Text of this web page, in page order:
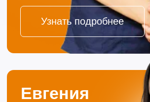
Записаться на приём
Ваше Имя
Ваш телефон
Если ваш любимец заболел, не теряйте время.
Запишитесь на прием без очередей или позвоните!